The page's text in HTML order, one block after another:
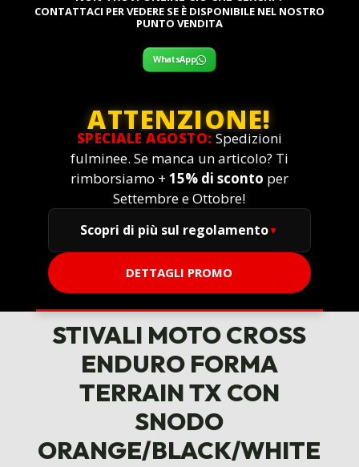
CONTATTACI PER VEDERE SE È DISPONIBILE NEL NOSTRO
PUNTO VENDITA
WhatsApp
ATTENZIONE!
SPECIALE AGOSTO: Spedizioni
fulminee. Se manca un articolo? Ti
rimborsiamo + 15% di sconto per
Settembre e Ottobre!
Scopri di più sul regolamento
DETTAGLI PROMO
STIVALI MOTO CROSS
ENDURO FORMA
TERRAIN TX CON
SNODO
ORANGE/BLACK/WHITE